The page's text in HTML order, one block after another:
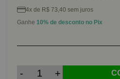
4x de R$ 73,40 sem juros
Ganhe 10% de desconto no Pix
- +